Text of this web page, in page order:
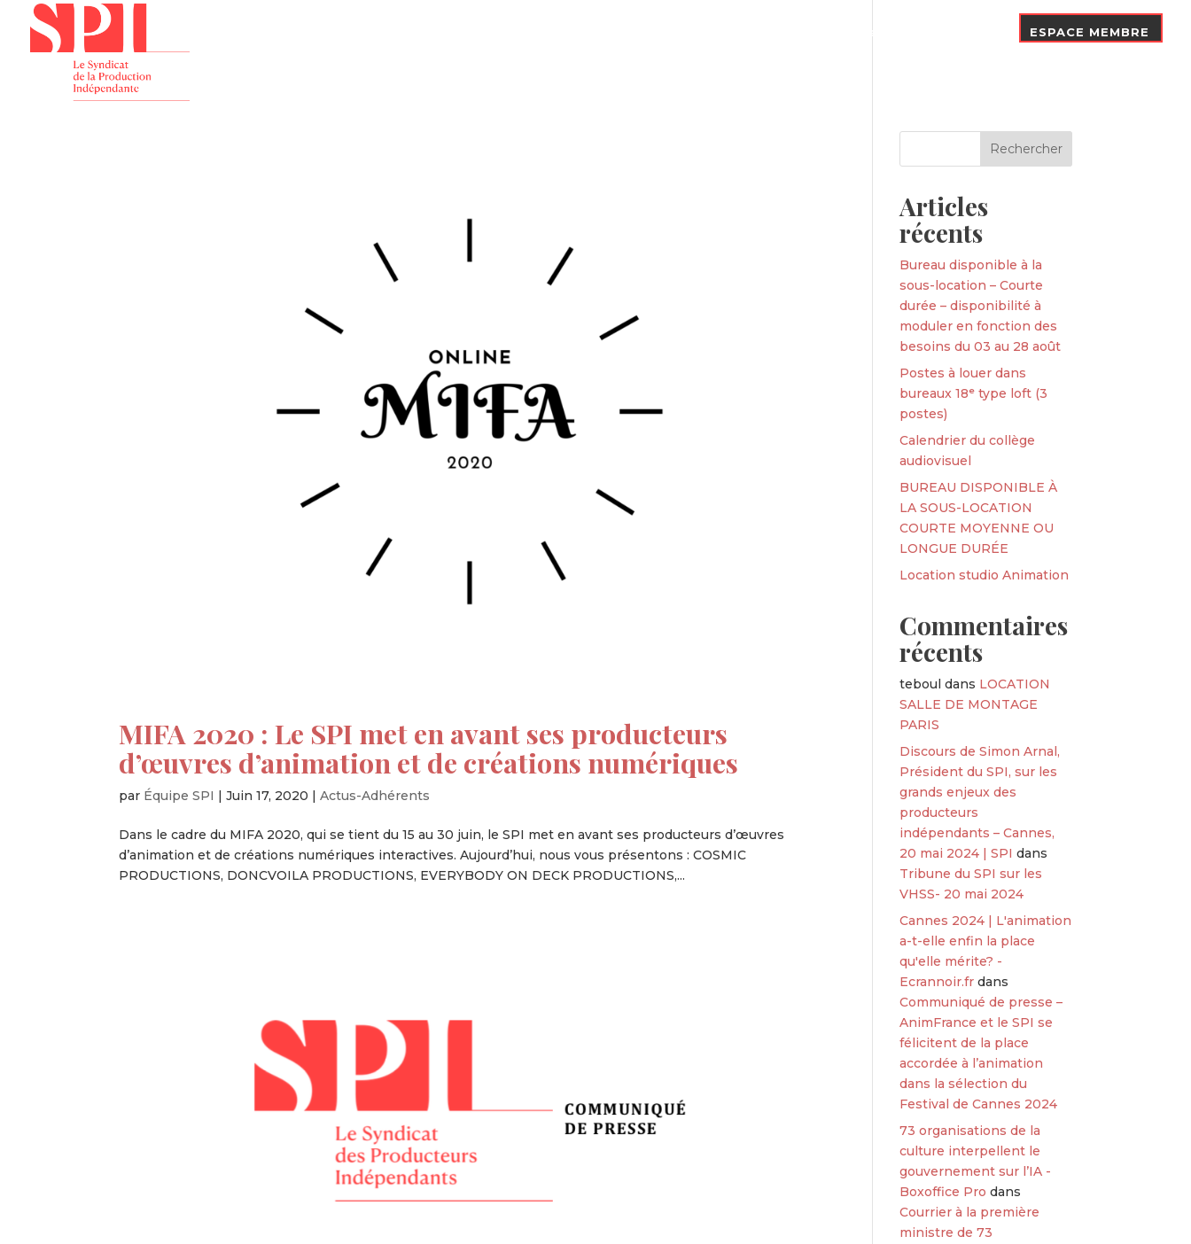
Nos Adhérents ESPACE MEMBRE
MIFA 2020 : Le SPI met en avant ses producteurs
d’œuvres d’animation et de créations numériques
par Équipe SPI |Juin 17, 2020 |Actus-Adhérents
Dans le cadre du MIFA 2020, qui se tient du 15 au 30 juin, le SPI met en avant ses producteurs d’œuvres
d’animation et de créations numériques interactives. Aujourd’hui, nous vous présentons : COSMIC
PRODUCTIONS, DONCVOILA PRODUCTIONS, EVERYBODY ON DECK PRODUCTIONS,...
Articles
récents
Bureau disponible à la
sous-location – Courte
durée – disponibilité à
moduler en fonction des
besoins du 03 au 28 août
Postes à louer dans
bureaux 18ᵉ type loft (3
postes)
Calendrier du collège
audiovisuel
BUREAU DISPONIBLE À
LA SOUS-LOCATION
COURTE MOYENNE OU
LONGUE DURÉE
Location studio Animation
Commentaires
récents
teboul dans LOCATION
SALLE DE MONTAGE
PARIS
Discours de Simon Arnal,
Président du SPI, sur les
grands enjeux des
producteurs
indépendants – Cannes,
20 mai 2024 | SPI dans
Tribune du SPI sur les
VHSS- 20 mai 2024
Cannes 2024 | L'animation
a-t-elle enfin la place
qu'elle mérite? -
Ecrannoir.fr dans
Communiqué de presse –
AnimFrance et le SPI se
félicitent de la place
accordée à l’animation
dans la sélection du
Festival de Cannes 2024
73 organisations de la
culture interpellent le
gouvernement sur l’IA -
Boxoffice Pro dans
Courrier à la première
ministre de 73